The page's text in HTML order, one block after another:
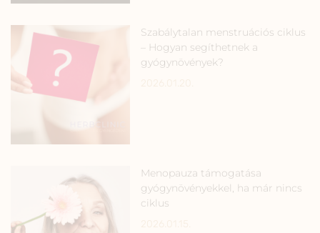
Szabálytalan menstruációs ciklus
– Hogyan segíthetnek a
gyógynövények?
Menopauza támogatása
gyógynövényekkel, ha már nincs
ciklus